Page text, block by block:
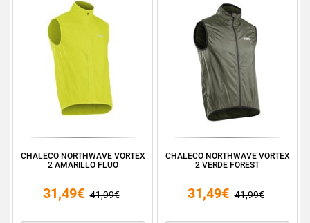
CHALECO NORTHWAVE VORTEX
2 AMARILLO FLUO
31,49€ 41,99€
CHALECO NORTHWAVE VORTEX
2 VERDE FOREST
31,49€ 41,99€